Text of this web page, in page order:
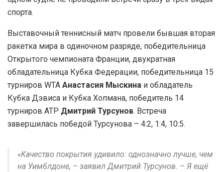
спорта.
Выставочный теннисный матч провели бывшая вторая
ракетка мира в одиночном разряде, победительница
Открытого чемпионата Франции, двукратная
обладательница Кубка Федерации, победительница 15
турниров WTA Анастасия Мыскина и обладатель
Кубка Дэвиса и Кубка Хопмана, победитель 14
турниров ATP Дмитрий Турсунов. Встреча
завершилась победой Турсунова – 4:2, 1:4, 10:5.
«Качество покрытия удивило: однозначно лучше, чем
на Уимблдоне, – заявил Дмитрий Турсунов. – Я ещё